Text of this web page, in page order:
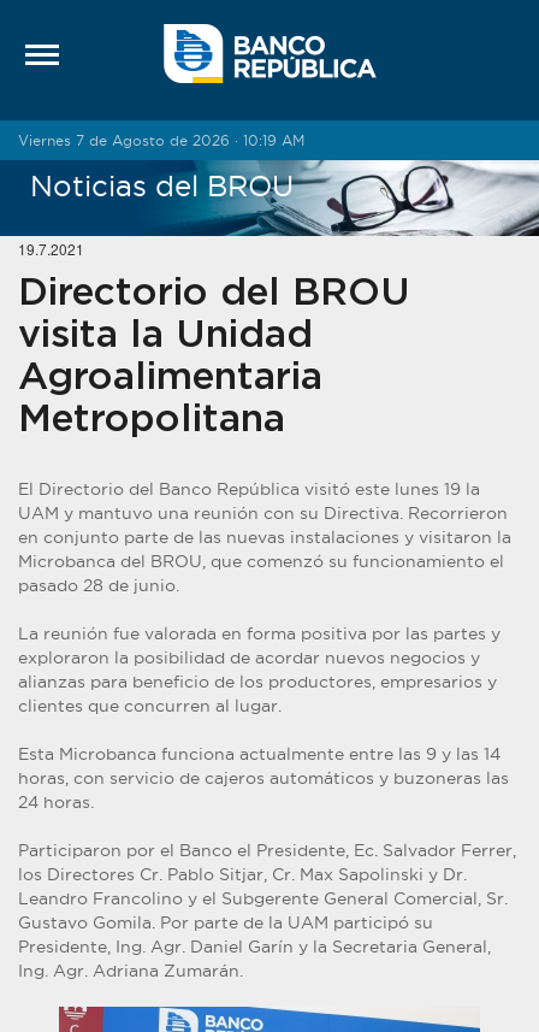
Viernes 7 de Agosto de 2026 · 10:19 AM
Noticias del BROU
19.7.2021
Directorio del BROU
visita la Unidad
Agroalimentaria
Metropolitana
El Directorio del Banco República visitó este lunes 19 la
UAM y mantuvo una reunión con su Directiva. Recorrieron
en conjunto parte de las nuevas instalaciones y visitaron la
Microbanca del BROU, que comenzó su funcionamiento el
pasado 28 de junio.
La reunión fue valorada en forma positiva por las partes y
exploraron la posibilidad de acordar nuevos negocios y
alianzas para beneficio de los productores, empresarios y
clientes que concurren al lugar.
Esta Microbanca funciona actualmente entre las 9 y las 14
horas, con servicio de cajeros automáticos y buzoneras las
24 horas.
Participaron por el Banco el Presidente, Ec. Salvador Ferrer,
los Directores Cr. Pablo Sitjar, Cr. Max Sapolinski y Dr.
Leandro Francolino y el Subgerente General Comercial, Sr.
Gustavo Gomila. Por parte de la UAM participó su
Presidente, Ing. Agr. Daniel Garín y la Secretaria General,
Ing. Agr. Adriana Zumarán.